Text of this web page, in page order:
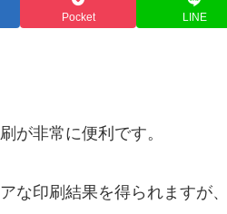
Pocket LINE
が非常に便利です。
な印刷結果を得られますが